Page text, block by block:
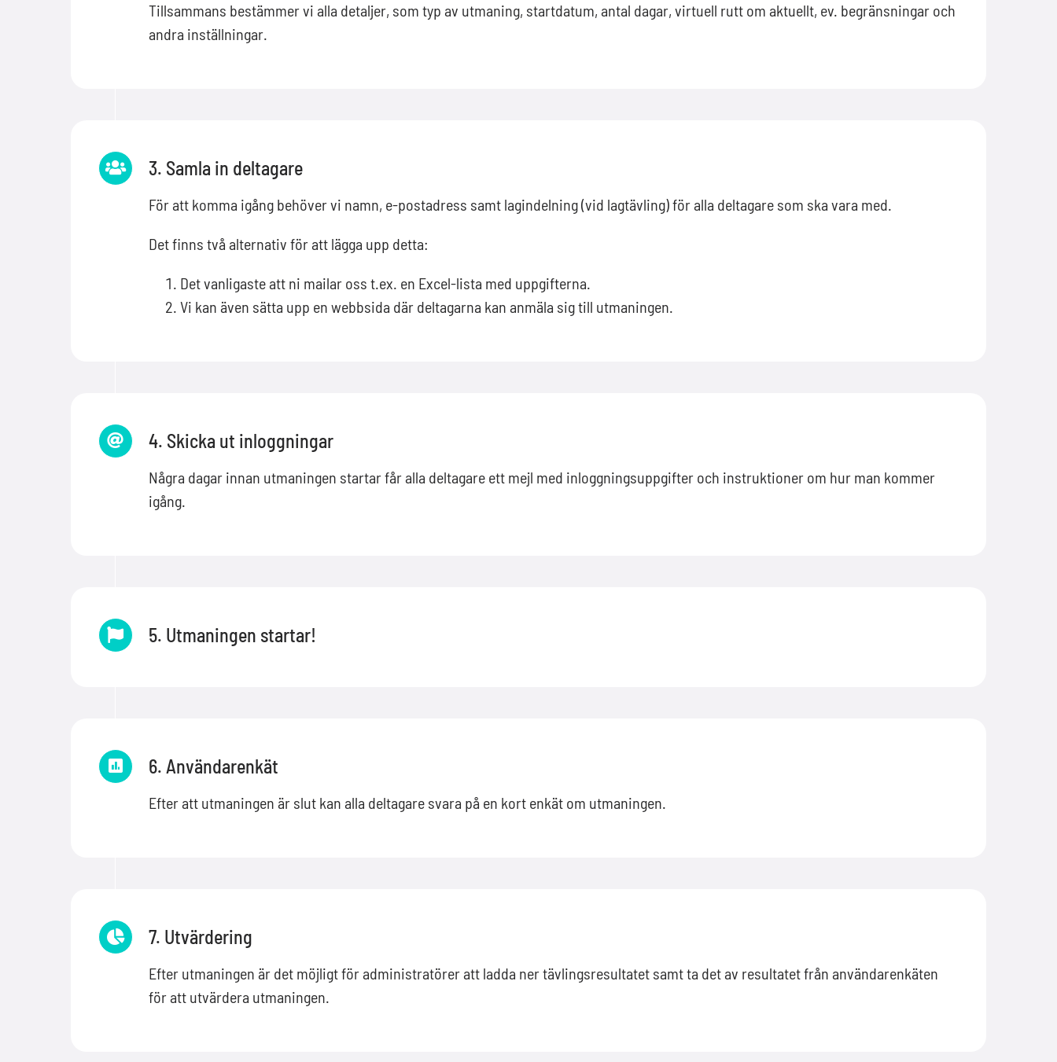
Tillsammans bestämmer vi ​​alla detaljer, som typ av utmaning, startdatum, antal dagar, virtuell rutt om aktuellt, ev. begränsningar och
andra inställningar.
3. Samla in deltagare
För att komma igång behöver vi namn, e-postadress samt lagindelning (vid lagtävling) för alla deltagare som ska vara med.
Det finns två alternativ för att lägga upp detta:
Det vanligaste att ni mailar oss t.ex. en Excel-lista med uppgifterna.
Vi kan även sätta upp en webbsida där deltagarna kan anmäla sig till utmaningen.
4. Skicka ut inloggningar
Några dagar innan utmaningen startar får alla deltagare ett mejl med inloggningsuppgifter och instruktioner om hur man kommer
igång.
5. Utmaningen startar!
6. Användarenkät
Efter att utmaningen är slut kan alla deltagare svara på en kort enkät om utmaningen.
7. Utvärdering
Efter utmaningen är det möjligt för administratörer att ladda ner tävlingsresultatet samt ta det av resultatet från användarenkäten
för att utvärdera utmaningen.